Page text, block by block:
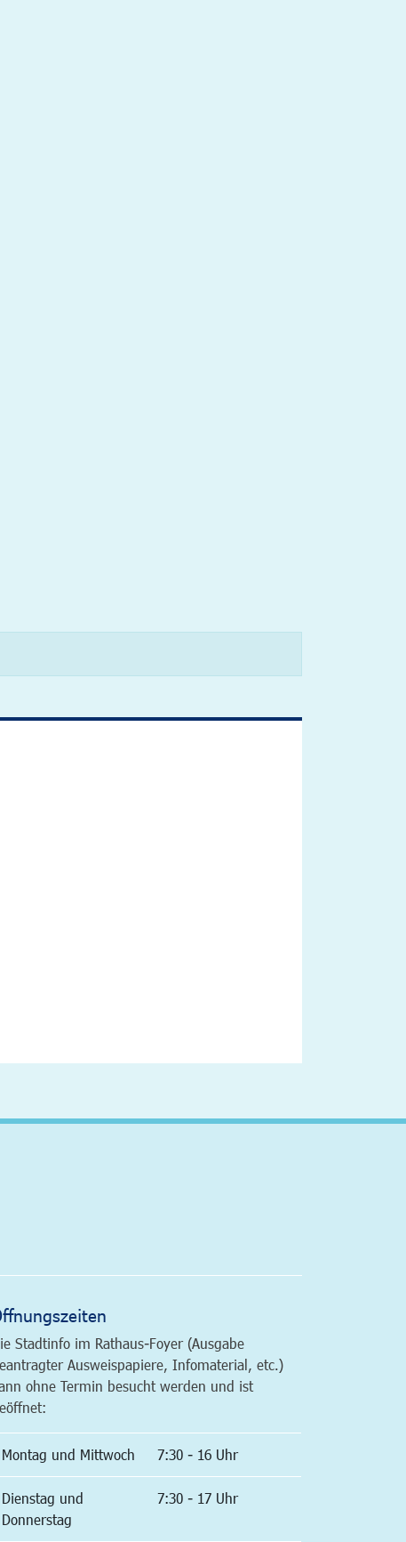
Stadtinfo im Rathaus-Foyer (Ausgabe
Ausweispapiere, Infomaterial, etc.)
ohne Termin besucht werden und ist
Montag und Mittwoch 7:30 - 16 Uhr
Dienstag und
Donnerstag
7:30 - 17 Uhr